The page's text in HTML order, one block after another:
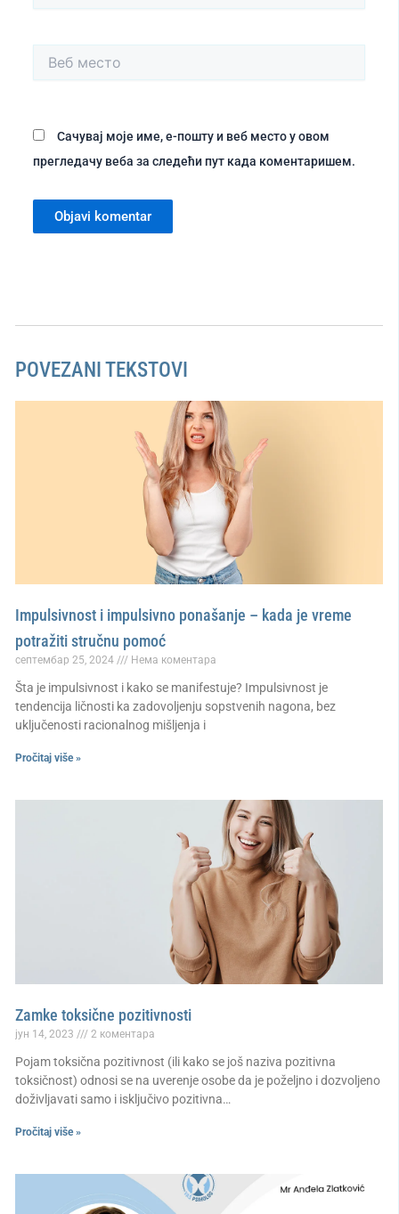
Веб
место
Сачувај моје име, е-пошту и веб место у овом
прегледачу веба за следећи пут када коментаришем.
POVEZANI TEKSTOVI
Impulsivnost i impulsivno ponašanje – kada je vreme
potražiti stručnu pomoć
септембар 25, 2024 Нема коментара
Šta je impulsivnost i kako se manifestuje? Impulsivnost je
tendencija ličnosti ka zadovoljenju sopstvenih nagona, bez
uključenosti racionalnog mišljenja i
Pročitaj više »
Zamke toksične pozitivnosti
јун 14, 2023 2 коментара
Pojam toksična pozitivnost (ili kako se još naziva pozitivna
toksičnost) odnosi se na uverenje osobe da je poželjno i dozvoljeno
doživljavati samo i isključivo pozitivna…
Pročitaj više »